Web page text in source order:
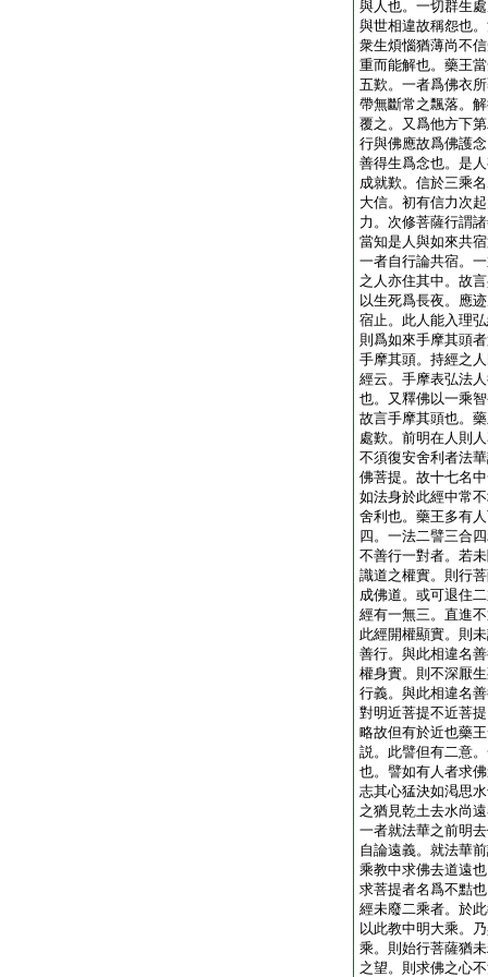
與人也。一切群生
與世相違故稱怨也
衆生煩惱猶薄尚不
重而能解也。藥王
五歎。一者爲佛衣
帶無斷常之飄落。
覆之。又爲他方下
行與佛應故爲佛護
善得生爲念也。是
成就歎。信於三乘
大信。初有信力次
力。次修菩薩行謂
當知是人與如來共
一者自行論共宿。
之人亦住其中。故
以生死爲長夜。應
宿止。此人能入理
則爲如來手摩其頭
手摩其頭。持經之
經云。手摩表弘法
也。又釋佛以一乘
故言手摩其頭也。
處歎。前明在人則
不須復安舍利者法
佛菩提。故十七名
如法身於此經中常
舍利也。藥王多有
四。一法二譬三合
不善行一對者。若
識道之權實。則行
成佛道。或可退住
經有一無三。直進
此經開權顯實。則
善行。與此相違名
權身實。則不深厭
行義。與此相違名
對明近菩提不近菩
略故但有於近也藥
説。此譬但有二意
也。譬如有人者求
志其心猛決如渇思
之猶見乾土去水尚
一者就法華之前明
自論遠義。就法華
乘教中求佛去道遠
求菩提者名爲不黠
經未廢二乘者。於
以此教中明大乘。
乘。則始行菩薩猶
之望。則求佛之心